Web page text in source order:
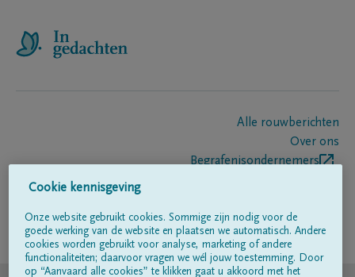
Alle rouwberichten
Over ons
Begrafenisondernemers
Volg ons op
Cookie kennisgeving
Onze website gebruikt cookies. Sommige zijn nodig voor de
goede werking van de website en plaatsen we automatisch. Andere
cookies worden gebruikt voor analyse, marketing of andere
functionaliteiten; daarvoor vragen we wél jouw toestemming. Door
op “Aanvaard alle cookies” te klikken gaat u akkoord met het